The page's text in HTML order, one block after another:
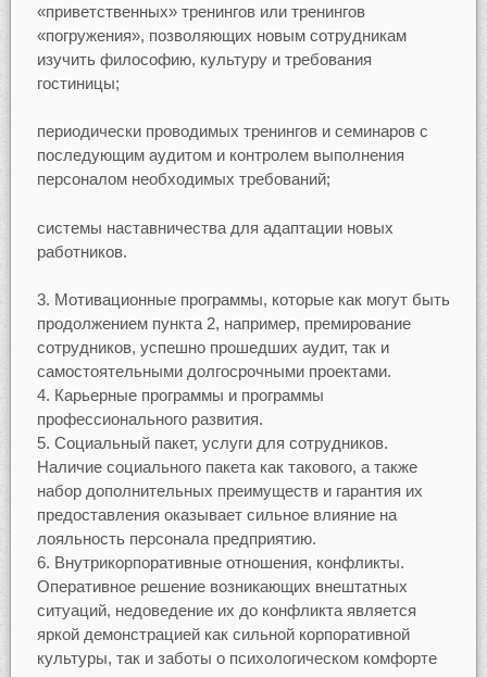
«приветственных» тренингов или тренингов
«погружения», позволяющих новым сотрудникам
изучить философию, культуру и требования
гостиницы;
периодически проводимых тренингов и семинаров с
последующим аудитом и контролем выполнения
персоналом необходимых требований;
системы наставничества для адаптации новых
работников.
Мотивационные программы, которые как могут быть
продолжением пункта 2, например, премирование
сотрудников, успешно прошедших аудит, так и
самостоятельными долгосрочными проектами.
Карьерные программы и программы
профессионального развития.
Социальный пакет, услуги для сотрудников.
Наличие социального пакета как такового, а также
набор дополнительных преимуществ и гарантия их
предоставления оказывает сильное влияние на
лояльность персонала предприятию.
Внутрикорпоративные отношения, конфликты.
Оперативное решение возникающих внештатных
ситуаций, недоведение их до конфликта является
яркой демонстрацией как сильной корпоративной
культуры, так и заботы о психологическом комфорте